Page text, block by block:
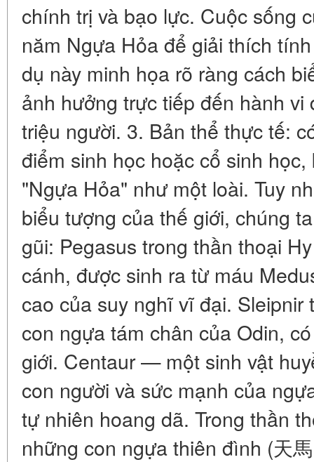
chính trị và bạo lực. Cuộc sống
năm Ngựa Hỏa để giải thích
dụ này minh họa rõ ràng cách
ảnh hưởng trực tiếp đến hành
triệu người. 3. Bản thể thực tế:
điểm sinh học hoặc cổ sinh
"Ngựa Hỏa" như một loài. Tuy
biểu tượng của thế giới, chúng
gũi: Pegasus trong thần thoại
cánh, được sinh ra từ máu
cao của suy nghĩ vĩ đại.
con ngựa tám chân của Odin,
giới. Centaur — một sinh vật
con người và sức mạnh của
tự nhiên hoang dã. Trong thần
những con ngựa thiên đình (天